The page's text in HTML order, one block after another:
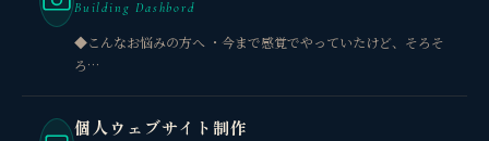
Building Dashbord
◆こんなお悩みの方へ ・今まで感覚でやっていたけど、そろそ
ろ…
個人ウェブサイト制作